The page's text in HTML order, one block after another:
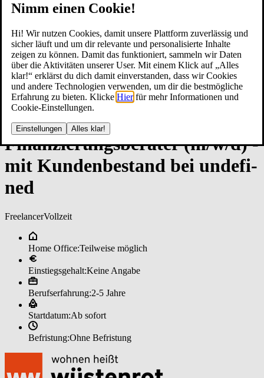
Nimm einen Cookie!
Hi! Wir nutzen Cookies, damit unsere Plattform zuverlässig und
sicher läuft und um dir relevante und personalisierte Inhalte
zeigen zu können. Damit das funktioniert, sammeln wir Daten
über die Aktivitäten unserer User. Mit einem Klick auf „Alles
klar!“ erklärst du dich damit einverstanden, dass wir Cookies
und andere Technologien verwenden, um dir die bestmögliche
Erfahrung zu bieten. Klicke Hier für mehr Informationen und
Cookie-Einstellungen.
Einstellungen Alles klar!
Fi­nan­zie­rungs­be­ra­ter (m/w/d) ­
mit Kun­den­be­stan­d bei un­de­fi­
ned
FreelancerVollzeit
Home Office:Teilweise möglich
Einstiegsgehalt:Keine Angabe
Berufserfahrung:2-5 Jahre
Startdatum:Ab sofort
Befristung:Ohne Befristung